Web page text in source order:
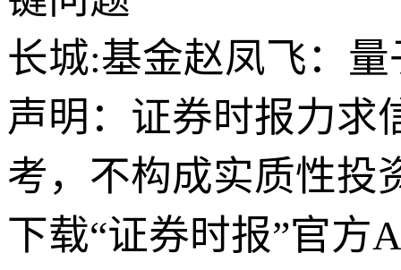
长城:基金赵凤飞：
声明：证券时报力求
考，不构成实质性投
下载“证券时报”官方